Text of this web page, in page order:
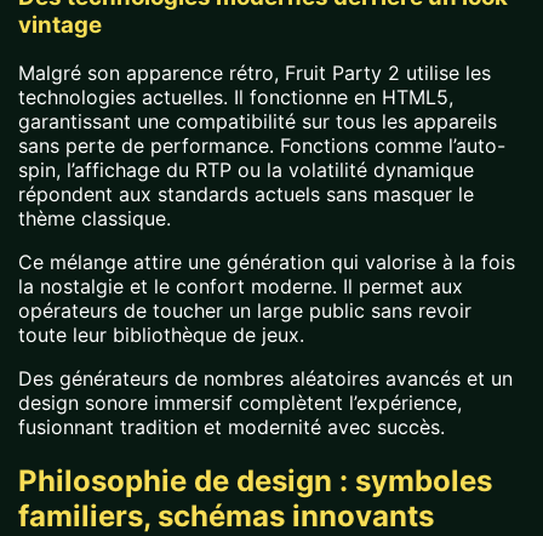
vintage
Malgré son apparence rétro, Fruit Party 2 utilise les
technologies actuelles. Il fonctionne en HTML5,
garantissant une compatibilité sur tous les appareils
sans perte de performance. Fonctions comme l’auto-
spin, l’affichage du RTP ou la volatilité dynamique
répondent aux standards actuels sans masquer le
thème classique.
Ce mélange attire une génération qui valorise à la fois
la nostalgie et le confort moderne. Il permet aux
opérateurs de toucher un large public sans revoir
toute leur bibliothèque de jeux.
Des générateurs de nombres aléatoires avancés et un
design sonore immersif complètent l’expérience,
fusionnant tradition et modernité avec succès.
Philosophie de design : symboles
familiers, schémas innovants